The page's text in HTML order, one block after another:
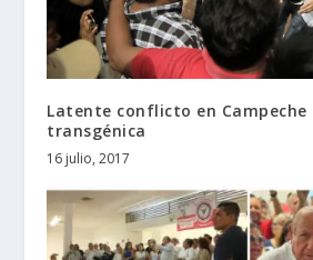
Latente conflicto en Campeche
transgénica
16 julio, 2017